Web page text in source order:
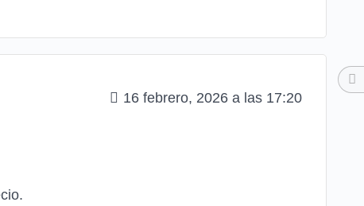
16 febrero, 2026 a las 17:20